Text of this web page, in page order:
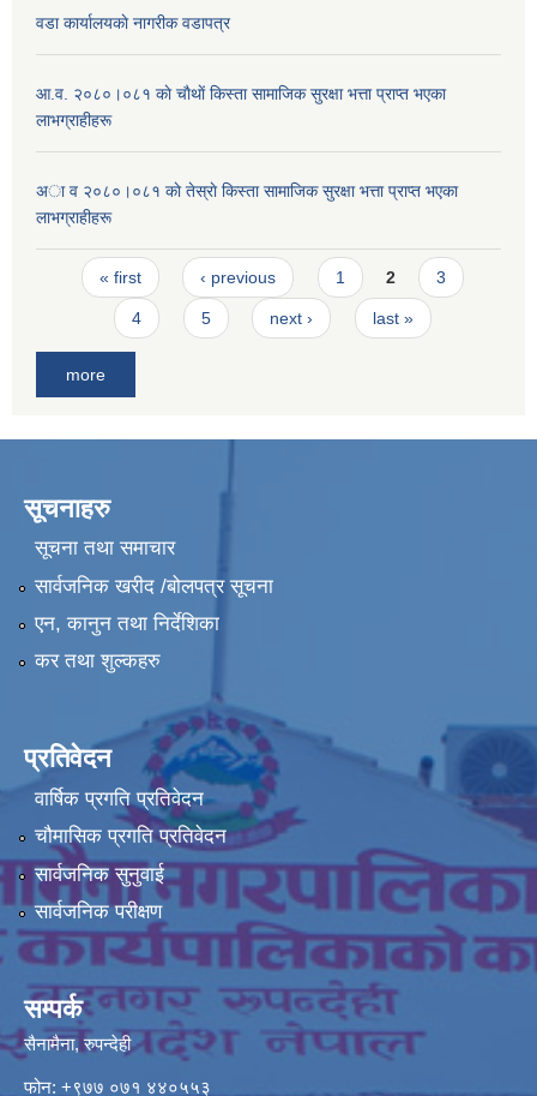
वडा कार्यालयकाे नागरीक वडापत्र
आ.व. २०८०।०८१ काे चाैथाें किस्ता सामाजिक सुरक्षा भत्ता प्राप्त भएका
लाभग्राहीहरू
अा व २०८०।०८१ काे तेस्राे किस्ता सामाजिक सुरक्षा भत्ता प्राप्त भएका
लाभग्राहीहरू
Pages
« first ‹ previous 1 2 3
4 5 next › last »
more
सूचनाहरु
सूचना तथा समाचार
सार्वजनिक खरीद /बोलपत्र सूचना
एन, कानुन तथा निर्देशिका
कर तथा शुल्कहरु
प्रतिवेदन
वार्षिक प्रगति प्रतिवेदन
चौमासिक प्रगति प्रतिवेदन
सार्वजनिक सुनुवाई
सार्वजनिक परीक्षण
सम्पर्क
सैनामैना, रुपन्देही
फोन: +९७७ ०७१ ४४०५५३